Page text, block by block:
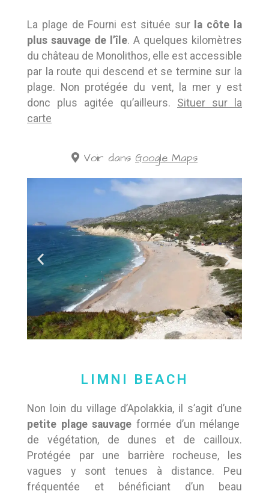
La plage de Fourni est située sur la côte la
plus sauvage de l’île. A quelques kilomètres
du château de Monolithos, elle est accessible
par la route qui descend et se termine sur la
plage. Non protégée du vent, la mer y est
donc plus agitée qu’ailleurs. Situer sur la
carte
Voir dans Google Maps
LIMNI BEACH
Non loin du village d’Apolakkia, il s’agit d’une
petite plage sauvage formée d’un mélange
de végétation, de dunes et de cailloux.
Protégée par une barrière rocheuse, les
vagues y sont tenues à distance. Peu
fréquentée et bénéficiant d’un beau